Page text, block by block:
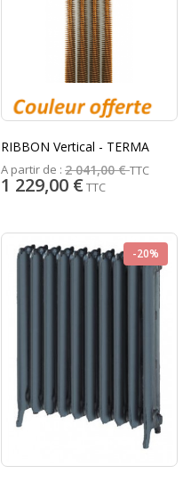
RIBBON Vertical - TERMA
A partir de : 2 041,00 €TTC
1 229,00 €TTC
-20%